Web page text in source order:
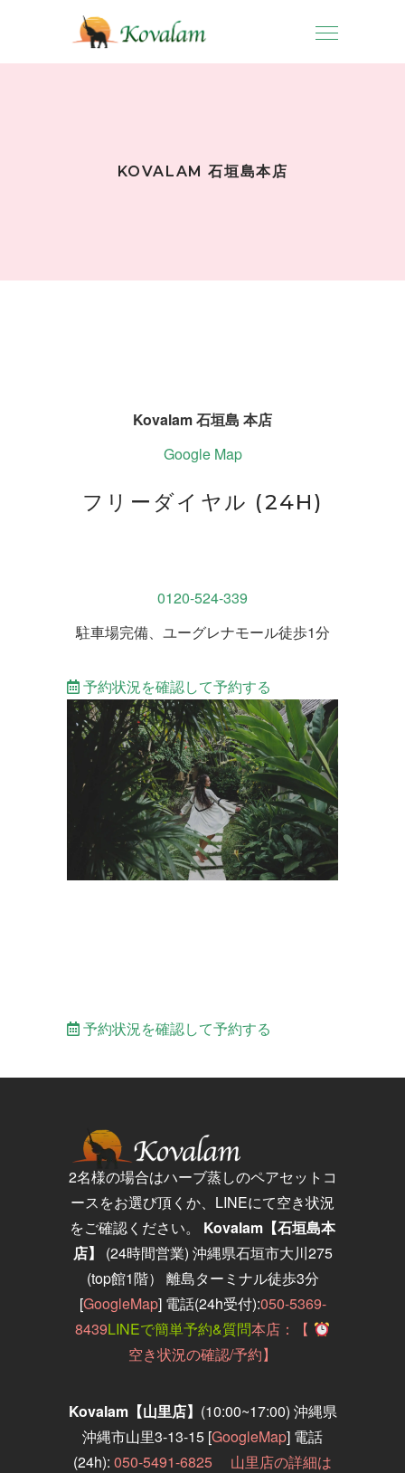
KOVALAM 石垣島本店
Kovalam 石垣島 本店
Google Map
フリーダイヤル (24H)
0120-524-339
駐車場完備、ユーグレナモール徒歩1分
予約状況を確認して予約する
予約状況を確認して予約する
2名様の場合はハーブ蒸しのペアセットコ
ースをお選び頂くか、LINEにて空き状況
をご確認ください。 Kovalam【石垣島本
店】
(24時間営業) 沖縄県石垣市大川275
(top館1階） 離島ターミナル徒歩3分
[GoogleMap] 電話(24h受付):050-5369-
8439LINEで簡単予約&質問本店：【
空き状況の確認/予約】
Kovalam【山里店】 (10:00~17:00) 沖縄県
沖縄市山里3-13-15 [GoogleMap] 電話
(24h): 050-5491-6825
山里店の詳細は